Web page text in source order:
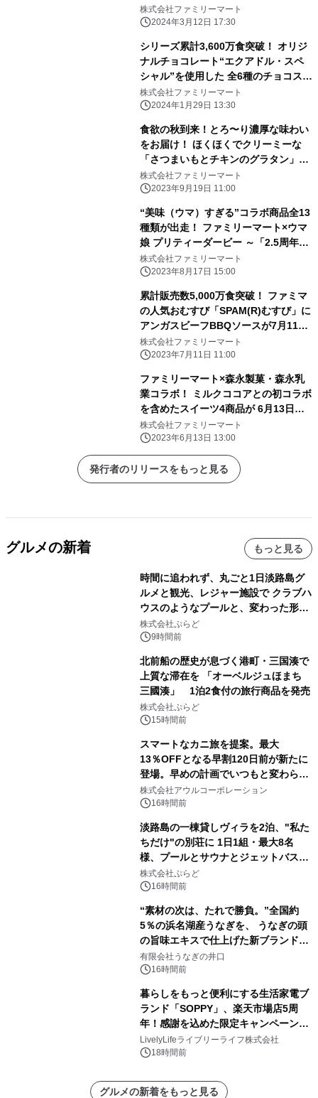
び襲来！
株式会社ファミリーマート
2024年3月12日 17:30
シリーズ累計3,600万食突破！ オリジ
ナルチョコレート“エクアドル・スペ
シャル”を使用した 全6種のチョコスイ
ーツを発売！
株式会社ファミリーマート
2024年1月29日 13:30
食欲の秋到来！とろ〜り濃厚な味わい
をお届け！ ほくほくでクリーミーな
「さつまいもとチキンのグラタン」や
きのこの香り広がる「３種きのことベ
ーコンのクリームスープ」など 洋食メ
発売
株式会社ファミリーマート
2023年9月19日 11:00
“美味（ウマ）すぎる”コラボ商品全13
種類が出走！ ファミリーマート×ウマ
娘 プリティーダービー ～「2.5周年記
念サマーキャンペーン」8月22日
（火）から開催～
株式会社ファミリーマート
2023年8月17日 15:00
累計販売数5,000万食突破！ ファミマ
の人気おむすび「SPAM(R)むすび」に
アンガスビーフBBQソースが7月11日
(火)から新登場！ ～ファミペイでおト
ク！何度も使える50円引きクーポンが
株式会社ファミリーマート
2023年7月11日 11:00
ファミリーマート×森永製菓・森永乳
業コラボ！ ミルクココアとの初コラボ
を含めたスイーツ4商品が 6月13日
（火）から続々発売！
株式会社ファミリーマート
2023年6月13日 13:00
発行者のリリースをもっと見る
グルメの新着 もっと見る
時間に追われず、丸ごと1日淡路島グ
ルメと観光、レジャー施設で クラブハ
ウスのようなプールと、変わった形の
サウナも 「THE BOXY AWAJI」のお
得な素泊まり連泊プランで
株式会社ぷらど
9時間前
北前船の歴史が息づく港町・三国湊で
上質な滞在を 「オーベルジュほまち
三國湊」 1泊2食付の旅行商品を発売
株式会社ぷらど
15時間前
スマートなカニ旅を提案。最大
13％OFFとなる早割120日前が新たに
登場。早めの計画でいつもと変わらぬ
大人の冬旅を。ー夕日ヶ浦温泉「佳松
苑 別邸ふうか」ー
株式会社アウルコーポレーション
16時間前
淡路島の一棟貸しヴィラを2泊、"私た
ちだけ"の別荘に 1日1組・最大8名
様、プールとサウナとジェットバス付
きで Villa Mon Temps AWAJIの連泊
素泊りプラン
株式会社ぷらど
16時間前
“素材の次は、たれで勝負。”全国約
5％の浜名湖産うなぎを、 うなぎの頭
の旨味エキスで仕上げた新ブランド
「井口の誉」誕生
有限会社うなぎの井口
16時間前
暮らしをもっと便利にする生活家電ブ
ランド「SOPPY」、楽天市場店5周
年！感謝を込めた限定キャンペーンを
8月10日より開催
LivelyLifeライブリーライフ株式会社
18時間前
グルメの新着をもっと見る